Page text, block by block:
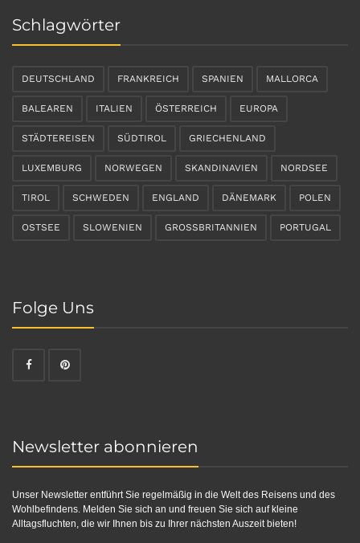
Schlagwörter
DEUTSCHLAND FRANKREICH SPANIEN MALLORCA
BALEAREN ITALIEN ÖSTERREICH EUROPA
STÄDTEREISEN SÜDTIROL GRIECHENLAND
LUXEMBURG NORWEGEN SKANDINAVIEN NORDSEE
TIROL SCHWEDEN ENGLAND DÄNEMARK POLEN
OSTSEE SLOWENIEN GROSSBRITANNIEN PORTUGAL
Folge Uns
Newsletter abonnieren
Unser Newsletter entführt Sie regelmäßig in die Welt des Reisens und des
Wohlbefindens. Melden Sie sich an und freuen Sie sich auf kleine
Alltagsfluchten, die wir Ihnen bis zu Ihrer nächsten Auszeit bieten!